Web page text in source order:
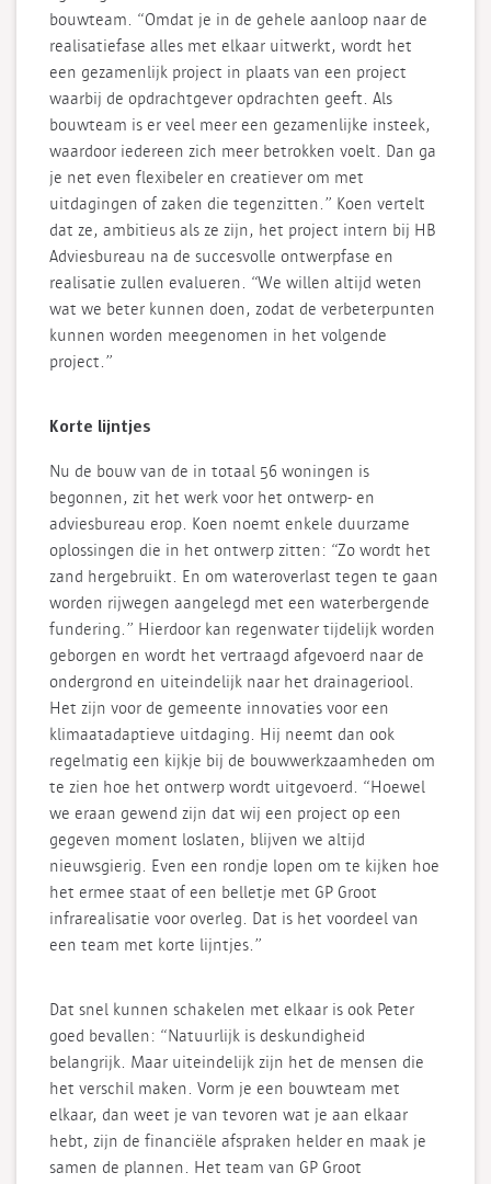
bouwteam. “Omdat je in de gehele aanloop naar de
realisatiefase alles met elkaar uitwerkt, wordt het
een gezamenlijk project in plaats van een project
waarbij de opdrachtgever opdrachten geeft. Als
bouwteam is er veel meer een gezamenlijke insteek,
waardoor iedereen zich meer betrokken voelt. Dan ga
je net even flexibeler en creatiever om met
uitdagingen of zaken die tegenzitten.” Koen vertelt
dat ze, ambitieus als ze zijn, het project intern bij HB
Adviesbureau na de succesvolle ontwerpfase en
realisatie zullen evalueren. “We willen altijd weten
wat we beter kunnen doen, zodat de verbeterpunten
kunnen worden meegenomen in het volgende
project.”
Korte lijntjes
Nu de bouw van de in totaal 56 woningen is
begonnen, zit het werk voor het ontwerp- en
adviesbureau erop. Koen noemt enkele duurzame
oplossingen die in het ontwerp zitten: “Zo wordt het
zand hergebruikt. En om wateroverlast tegen te gaan
worden rijwegen aangelegd met een waterbergende
fundering.” Hierdoor kan regenwater tijdelijk worden
geborgen en wordt het vertraagd afgevoerd naar de
ondergrond en uiteindelijk naar het drainageriool.
Het zijn voor de gemeente innovaties voor een
klimaatadaptieve uitdaging. Hij neemt dan ook
regelmatig een kijkje bij de bouwwerkzaamheden om
te zien hoe het ontwerp wordt uitgevoerd. “Hoewel
we eraan gewend zijn dat wij een project op een
gegeven moment loslaten, blijven we altijd
nieuwsgierig. Even een rondje lopen om te kijken hoe
het ermee staat of een belletje met GP Groot
infrarealisatie voor overleg. Dat is het voordeel van
een team met korte lijntjes.”
Dat snel kunnen schakelen met elkaar is ook Peter
goed bevallen: “Natuurlijk is deskundigheid
belangrijk. Maar uiteindelijk zijn het de mensen die
het verschil maken. Vorm je een bouwteam met
elkaar, dan weet je van tevoren wat je aan elkaar
hebt, zijn de financiële afspraken helder en maak je
samen de plannen. Het team van GP Groot